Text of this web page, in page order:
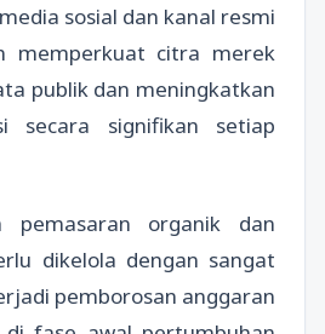
sosial dan kanal resmi
memperkuat citra merek
publik dan meningkatkan
secara signifikan setiap
pemasaran organik dan
dikelola dengan sangat
pemborosan anggaran